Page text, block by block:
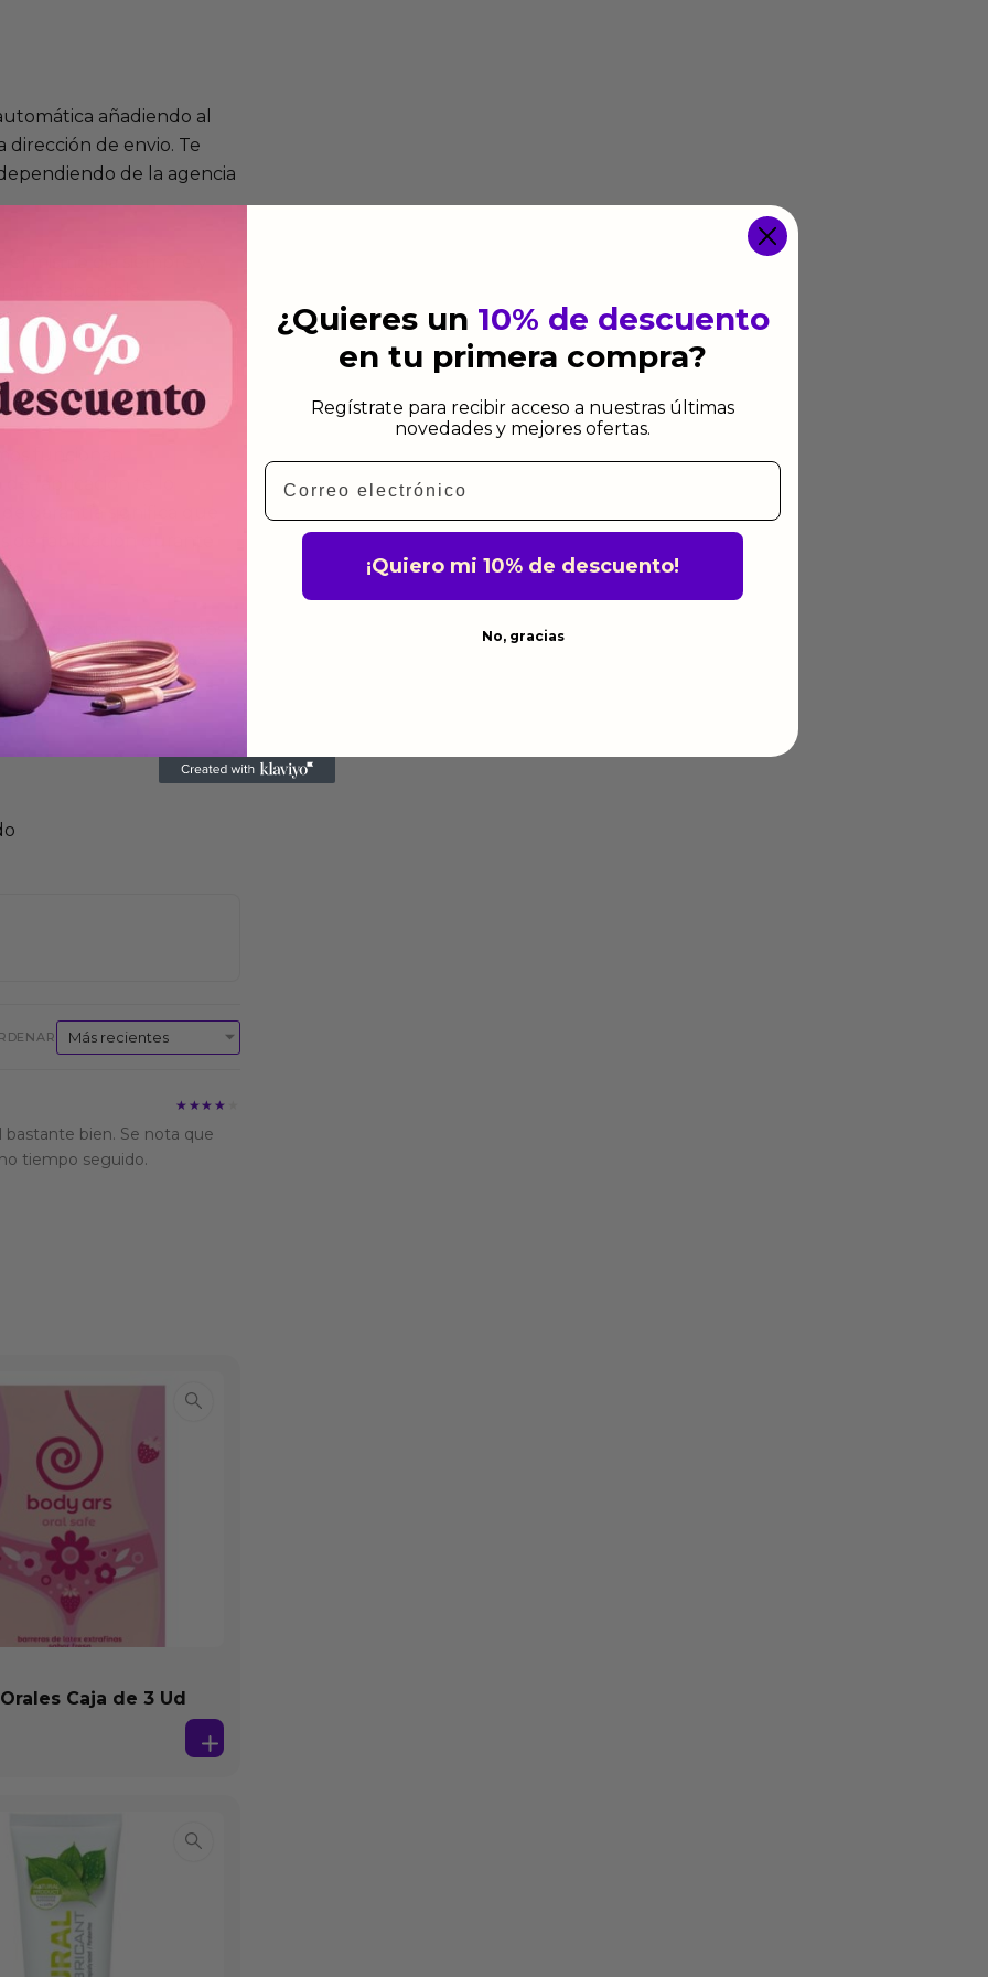
añadiendo al
de envio. Te
de la agencia
mismo dia siempre y
días laborables.
funcionan
fabricación te lo
garantía significa que
de fabricación durante
para devolver productos
o no los quieras.
de devoluciones.
★★★★★
★★★★★
bastante bien. Se nota que
tiempo seguido.
Caja de 3 Ud
¿Quieres un 10% de descuento
en tu primera compra?
Regístrate para recibir acceso a nuestras últimas
novedades y mejores ofertas.
Email
¡Quiero mi 10% de descuento!
No, gracias